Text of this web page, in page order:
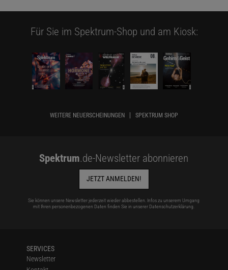
Für Sie im Spektrum-Shop und am Kiosk:
WEITERE NEUERSCHEINUNGEN SPEKTRUM SHOP
Spektrum.de-Newsletter abonnieren
JETZT ANMELDEN!
Sie können unsere Newsletter jederzeit wieder abbestellen. Infos zu unserem Umgang
mit Ihren personenbezogenen Daten finden Sie in unserer Datenschutzerklärung.
SERVICES
Newsletter